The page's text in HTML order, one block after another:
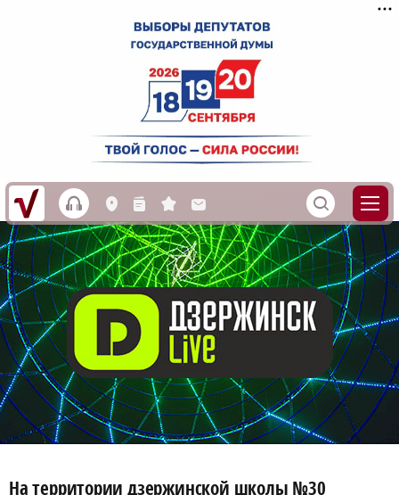
h L n s M S
На территории дзержинской школы №30